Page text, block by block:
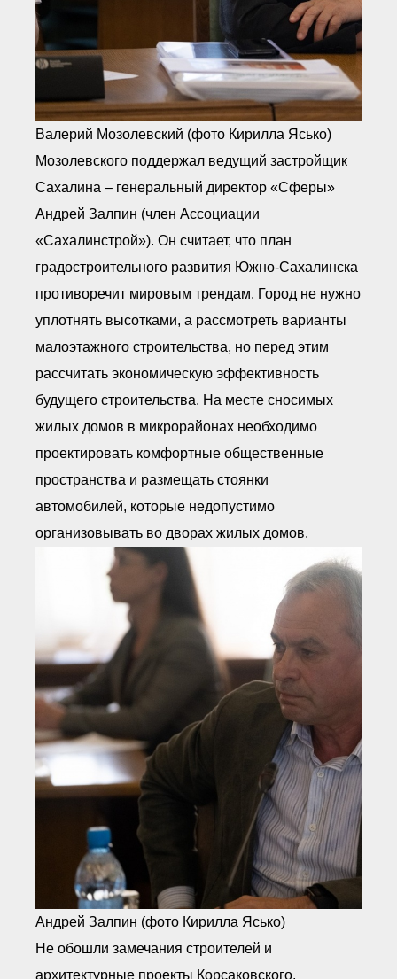
Валерий Мозолевский (фото Кирилла Ясько)
Мозолевского поддержал ведущий застройщик
Сахалина – генеральный директор «Сферы»
Андрей Залпин (член Ассоциации
«Сахалинстрой»). Он считает, что план
градостроительного развития Южно-Сахалинска
противоречит мировым трендам. Город не нужно
уплотнять высотками, а рассмотреть варианты
малоэтажного строительства, но перед этим
рассчитать экономическую эффективность
будущего строительства. На месте сносимых
жилых домов в микрорайонах необходимо
проектировать комфортные общественные
пространства и размещать стоянки
автомобилей, которые недопустимо
организовывать во дворах жилых домов.
Андрей Залпин (фото Кирилла Ясько)
Не обошли замечания строителей и
архитектурные проекты Корсаковского,